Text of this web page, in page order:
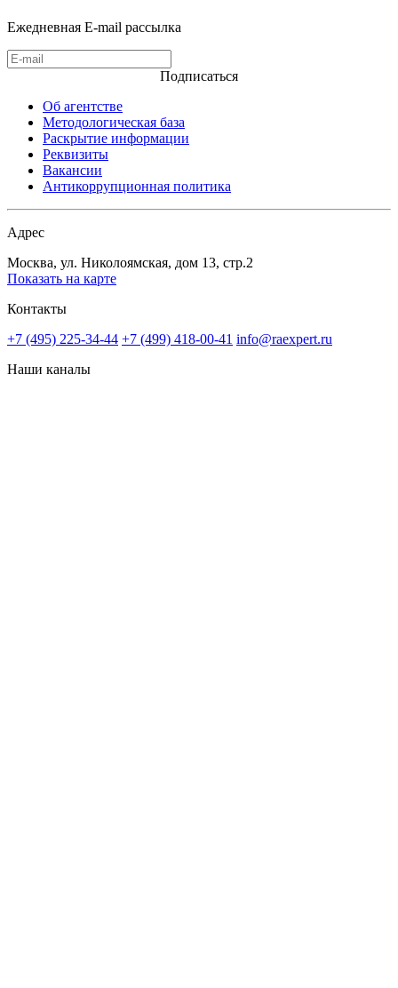
Ежедневная E-mail рассылка
Подписаться
Об агентстве
Методологическая база
Раскрытие информации
Реквизиты
Вакансии
Антикоррупционная политика
Адрес
Москва, ул. Николоямская, дом 13, стр.2
Показать на карте
Контакты
+7 (495) 225-34-44 +7 (499) 418-00-41 info@raexpert.ru
Наши каналы